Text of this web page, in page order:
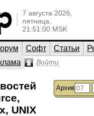
7 августа 2026,
пятница,
21:51:00 MSK
Софт Статьи
Войти
Архив
UNIX